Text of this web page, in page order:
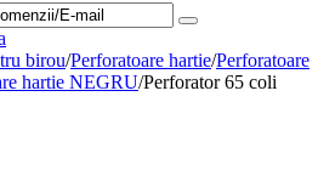
birou/Perforatoare hartie/Perforatoare
hartie NEGRU/Perforator 65 coli